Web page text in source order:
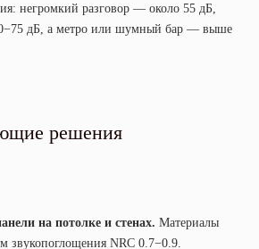
негромкий разговор — около 55 дБ,
дБ, а метро или шумный бар — выше
решения
на потолке и стенах. Материалы
звукопоглощения NRC 0.7−0.9.